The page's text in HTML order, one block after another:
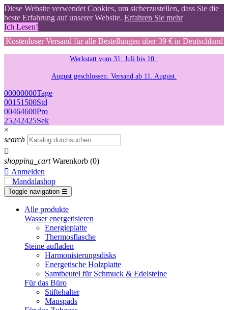
Diese Website verwendet Cookies, um sicherzustellen, dass Sie die
beste Erfahrung auf unserer Website. Erfahren Sie mehr
Ich Lesen!
Kostenloser Versand für alle Bestellungen über 39 € in Deutschland
Werkstatt vom 31. Juli bis 10.
August geschlossen. Versand ab 11. August.
00000000Tage
00151500Std
00464600Pro
24232324Sek
×
search

shopping_cart Warenkorb (0)
 Anmelden
Toggle navigation ☰
Alle produkte
Wasser energetisieren
Energieplatte​
Thermosflasche
Steine aufladen
Harmonisierungsdisks
Energetische Holzplatte
Samtbeutel für Schmuck & Edelsteine
Für das Büro
Stiftehalter
Mauspads